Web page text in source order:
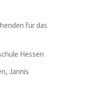
für das
Hessen
Jannis